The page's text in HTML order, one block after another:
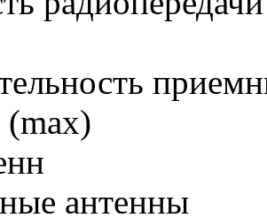
антенны